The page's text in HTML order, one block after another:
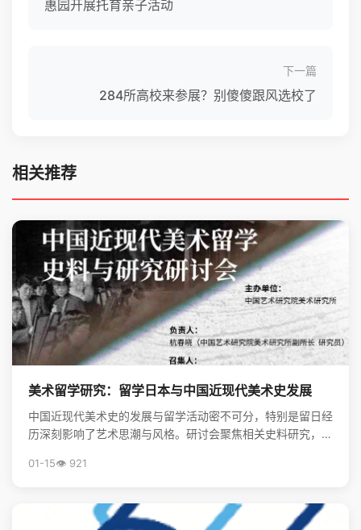
惠园开展托育亲子活动
下一篇
284所高校来参展？别傻傻跟风选校了
相关推荐
美术留学研究：留学日本与中国近现代美术史发展
中国近现代美术史的发展与留学活动密不可分，特别是留日经
历深刻影响了艺术思潮与风格。研讨会聚焦相关史料研究，揭
01-15👁️ 921